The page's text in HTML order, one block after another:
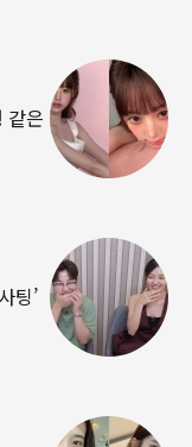
같은
팅’